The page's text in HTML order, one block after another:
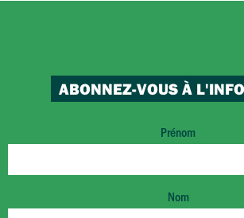
ABONNEZ-VOUS À
Prénom
Nom